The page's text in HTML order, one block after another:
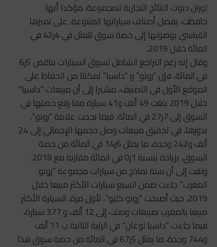
لوران ديوت النتائج التجارية للمجموعة، مؤكدا أنها
حافظت، بفضل أصناف سياراتها المتنوعة، على تميزها
القياسي بوصولها إلى حصة سوق تتمثل في 4ر42 في
المائة خلال 2019.
وقال إنه رغم التراجع الشامل لسوق السيارات بناقص 5ر6
في المائة، فإن “رونو” و “داسيا” تمكنتا من الحفاظ على
الموقع الأول في التصنيف، مشيرا إلى أن مبيعات “داسيا”
خلال 2019 بلغت 49 ألف و41 سيارة مما رفع حصتها في
السوق إلى 7ر27 في المائة، فيما نجحت علامة “رونو”،
بدورها، في تحقيق مبيعات وصل حجمها الإجمالي إلى 24
ألف و242 وحدة، ما يمثل 6ر14 في المائة من حصة
السوق، بزيادة بنسبة 1ر0 في المائة مقارنة مع 2018.
ولفت إلى أن ستة نماذج من سيارات مجموعة “رونو
المغرب” جاءت ضمن السبع سيارات الأكثر مبيعا خلال
2019، حيث أصبحت “رونو كليو”، لأول مرة، السيارة الأكثر
مبيعا بالمغرب بمبيعات وصلت إلى 12 ألف و 377 سيارة،
فيما جاءت “داسيا لوغان” في الرتبة الثانية ب 11 ألف
و744 وحدة، ما يمثل 5ر67 في المائة من حصة سوق هذا